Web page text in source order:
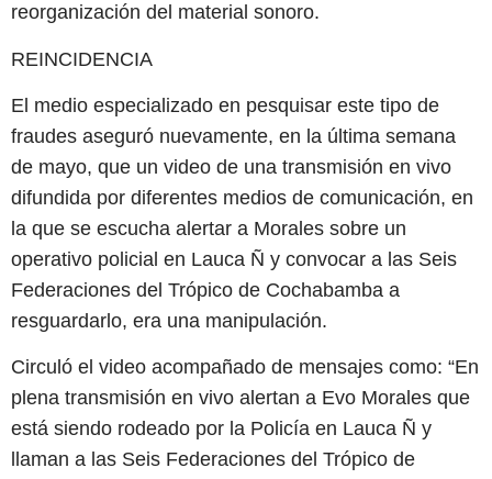
reorganización del material sonoro.
REINCIDENCIA
El medio especializado en pesquisar este tipo de
fraudes aseguró nuevamente, en la última semana
de mayo, que un video de una transmisión en vivo
difundida por diferentes medios de comunicación, en
la que se escucha alertar a Morales sobre un
operativo policial en Lauca Ñ y convocar a las Seis
Federaciones del Trópico de Cochabamba a
resguardarlo, era una manipulación.
Circuló el video acompañado de mensajes como: “En
plena transmisión en vivo alertan a Evo Morales que
está siendo rodeado por la Policía en Lauca Ñ y
llaman a las Seis Federaciones del Trópico de